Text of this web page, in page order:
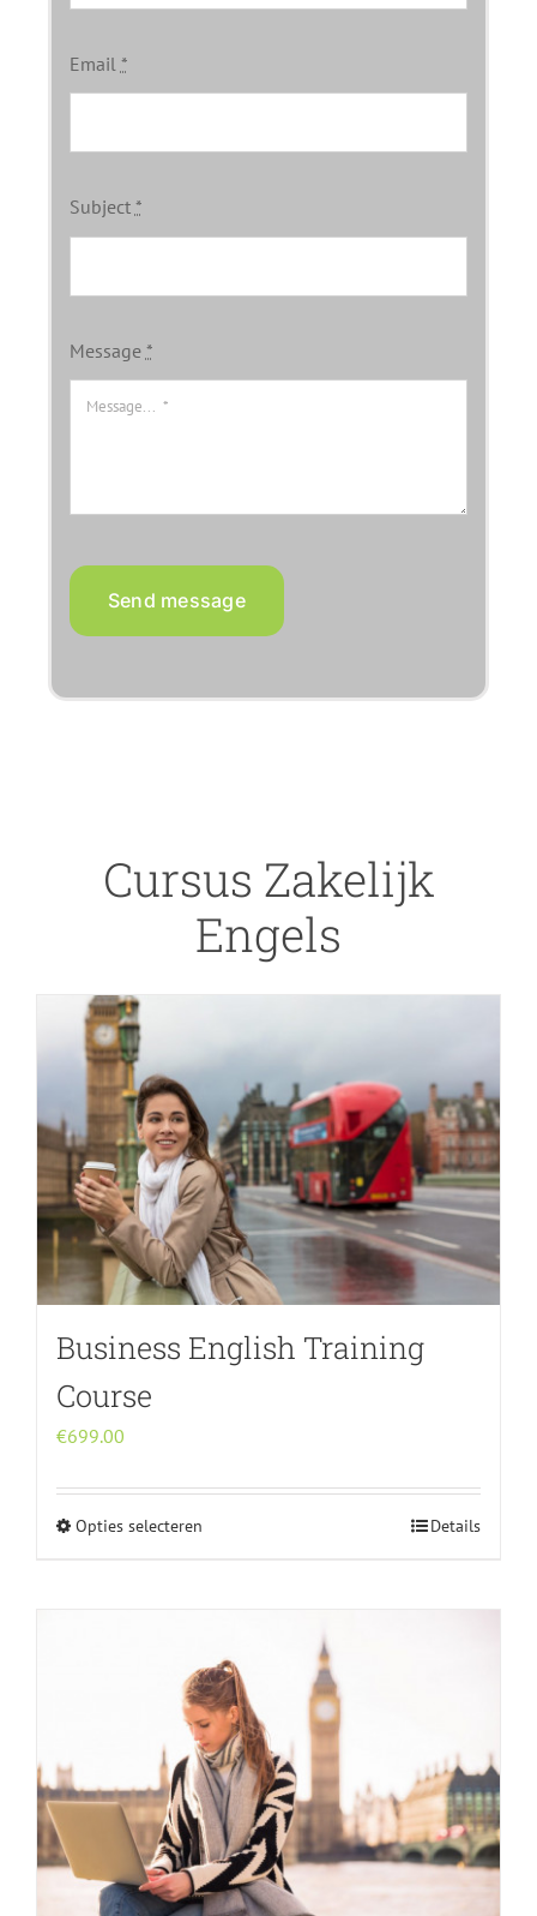
Email *
Subject *
Message *
Send message
Cursus Zakelijk
Engels
Business English Training
Course
€699.00
Opties selecterenDit
variaties.
Deze
optie
kan
gekozen
worden
op
de
Details